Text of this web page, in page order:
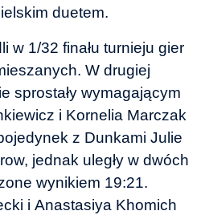
duetem.
w 1/32 finału turnieju gier
W drugiej
sprostały wymagającym
i Kornelia Marczak
z Dunkami Julie
jednak uległy w dwóch
wynikiem 19:21.
i Anastasiya Khomich